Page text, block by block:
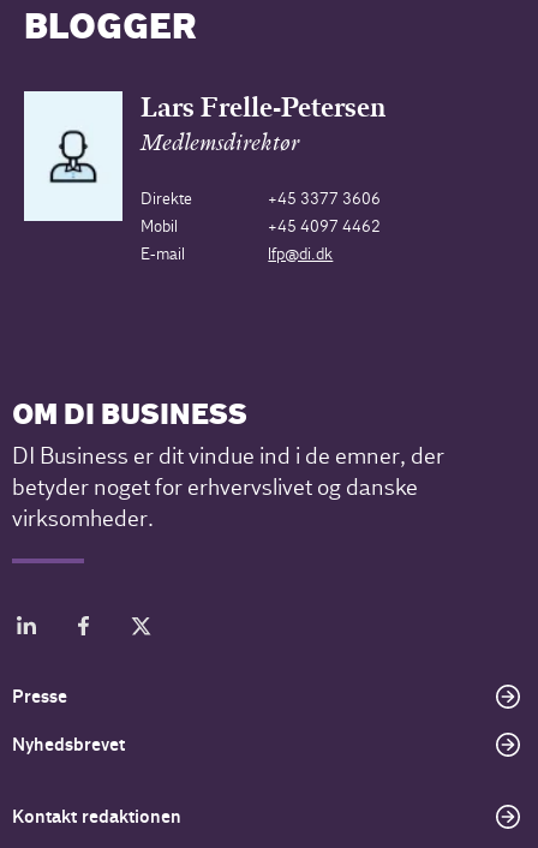
BLOGGER
Lars Frelle-Petersen
Medlemsdirektør
Direkte
+45 3377 3606
Mobil
+45 4097 4462
E-mail
lfp@di.dk
OM DI BUSINESS
DI Business er dit vindue ind i de emner, der
betyder noget for erhvervslivet og danske
virksomheder.
Presse
Nyhedsbrevet
Kontakt redaktionen